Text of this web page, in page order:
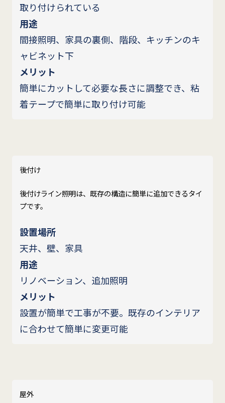
取り付けられている
用途
間接照明、家具の裏側、階段、キッチンのキ
ャビネット下
メリット
簡単にカットして必要な長さに調整でき、粘
着テープで簡単に取り付け可能
後付け
後付けライン照明は、既存の構造に簡単に追加できるタイ
プです。
設置場所
天井、壁、家具
用途
リノベーション、追加照明
メリット
設置が簡単で工事が不要。既存のインテリア
に合わせて簡単に変更可能
屋外